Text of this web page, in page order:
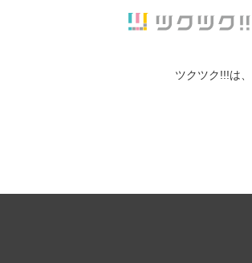
ツクツク!!!は、